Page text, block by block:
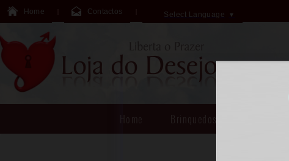
Home Contactos Select Language ▼
Home Brinquedos Sexuais